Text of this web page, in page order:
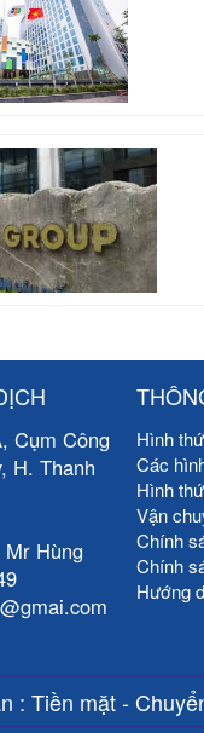
Cụm Công
H. Thanh
Hùng
Hình
Các
Hình
Vận
Chính
Chính
Hướng
: Tiền mặt -